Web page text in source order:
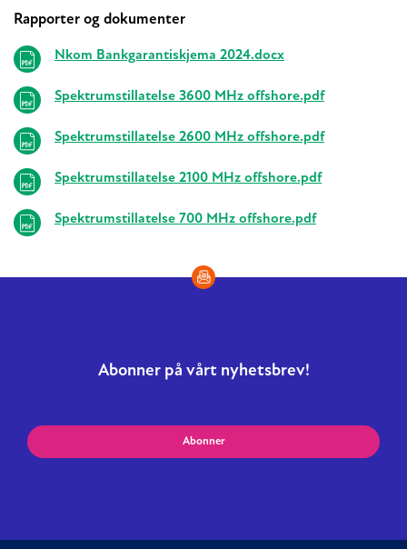
Relaterte
Rapporter og dokumenter
Nkom Bankgarantiskjema 2024.docx
Spektrumstillatelse 3600 MHz offshore.pdf
Spektrumstillatelse 2600 MHz offshore.pdf
Spektrumstillatelse 2100 MHz offshore.pdf
Spektrumstillatelse 700 MHz offshore.pdf
Abonner på vårt nyhetsbrev!
Abonner